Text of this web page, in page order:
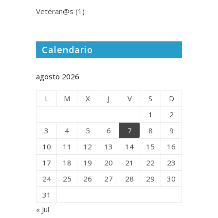
Veteran@s (1)
Calendario
agosto 2026
L M X J V S
D
1
2
3
4 5 6 7 8
9
10
11 12 13 14 15
16
17
18 19 20 21 22
23
24
25 26 27 28 29
30
31
« Jul